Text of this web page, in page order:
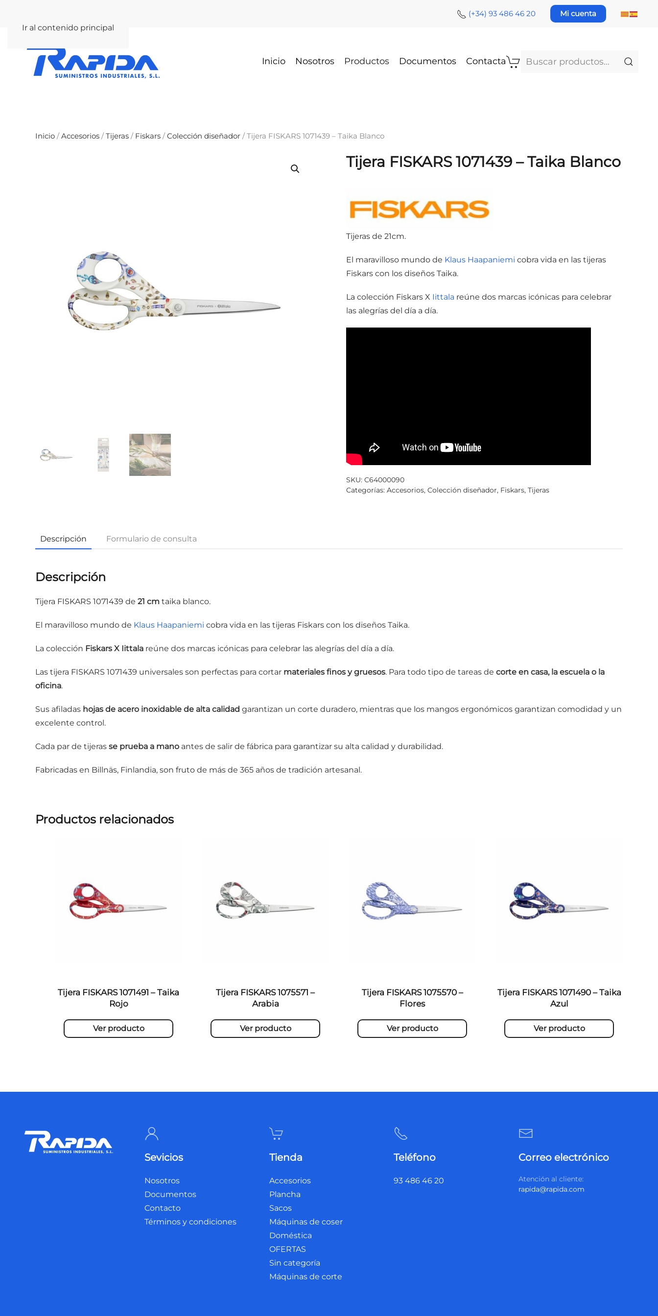
Ir al contenido principal
(+34) 93 486 46 20 Mi cuenta
Inicio Nosotros Productos Documentos Contacta
Buscar
Inicio /Accesorios /Tijeras / Fiskars /Colección diseñador / Tijera FISKARS 1071439 – Taika Blanco
Tijera FISKARS 1071439 – Taika Blanco
Tijeras de 21cm.
El maravilloso mundo de Klaus Haapaniemi cobra vida en las tijeras
Fiskars con los diseños Taika.
La colección Fiskars X Iittala reúne dos marcas icónicas para celebrar
las alegrías del día a día.
SKU: C64000090
Categorías: Accesorios, Colección diseñador, Fiskars, Tijeras
Descripción Formulario de consulta
Descripción
Tijera FISKARS 1071439 de 21 cm taika blanco.
El maravilloso mundo de Klaus Haapaniemi cobra vida en las tijeras Fiskars con los diseños Taika.
La colección Fiskars X Iittala reúne dos marcas icónicas para celebrar las alegrías del día a día.
Las tijera FISKARS 1071439 universales son perfectas para cortar materiales finos y gruesos. Para todo tipo de tareas de corte en casa, la escuela o la
oficina.
Sus afiladas hojas de acero inoxidable de alta calidad garantizan un corte duradero, mientras que los mangos ergonómicos garantizan comodidad y un
excelente control.
Cada par de tijeras se prueba a mano antes de salir de fábrica para garantizar su alta calidad y durabilidad.
Fabricadas en Billnäs, Finlandia, son fruto de más de 365 años de tradición artesanal.
Productos relacionados
Tijera FISKARS 1071491 – Taika
Rojo
Ver producto
Tijera FISKARS 1075571 –
Arabia
Ver producto
Tijera FISKARS 1075570 –
Flores
Ver producto
Tijera FISKARS 1071490 – Taika
Azul
Ver producto
Sevicios
Nosotros
Documentos
Contacto
Términos y condiciones
Tienda
Accesorios
Plancha
Sacos
Máquinas de coser
Doméstica
OFERTAS
Sin categoría
Máquinas de corte
Teléfono
93 486 46 20
Correo electrónico
Atención al cliente:
rapida@rapida.com